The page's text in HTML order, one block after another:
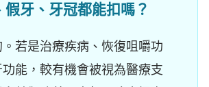
假牙、牙冠都能扣嗎？
若是治療疾病、恢復咀嚼功
能，較有機會被視為醫療支